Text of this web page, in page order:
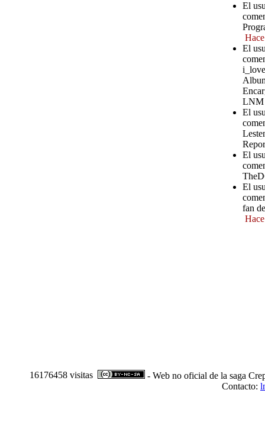
El
El
LNM
El
El
El
fan
16176458 visitas
- Web no oficial de la saga
Contacto: